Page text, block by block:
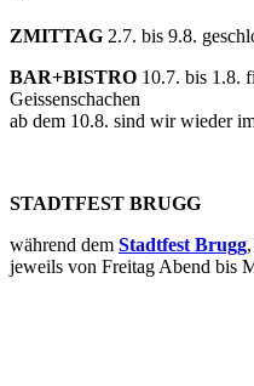
ZMITTAG 2.7. bis 9.8.
BAR+BISTRO 10.7. bis 1.8.
Geissenschachen
ab dem 10.8. sind wir wieder
STADTFEST BRUGG
während dem Stadtfest Brugg
jeweils von Freitag Abend bis